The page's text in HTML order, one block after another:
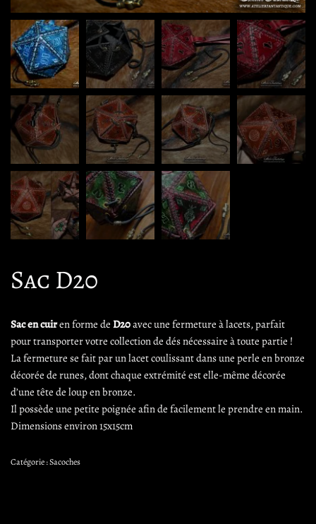
Sac D20
Sac en cuiren forme de D20avec une fermeture à lacets, parfait
pour transporter votre collection de dés nécessaire à toute partie !
La fermeture se fait par un lacet coulissant dans une perle en bronze
décorée de runes, dont chaque extrémité est elle-même décorée
d’une tête de loup en bronze.
Il possède une petite poignée afin de facilement le prendre en main.
Dimensions environ 15x15cm
Catégorie :Sacoches